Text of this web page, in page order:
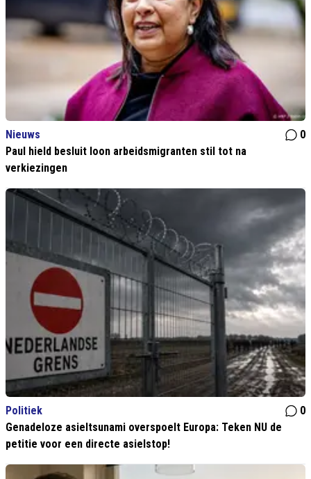
Nieuws
0
Paul hield besluit loon arbeidsmigranten stil tot na
verkiezingen
Politiek
0
Genadeloze asieltsunami overspoelt Europa: Teken NU de
petitie voor een directe asielstop!